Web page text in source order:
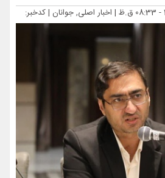
اخبار اصلی, جوانان | کدخبر: